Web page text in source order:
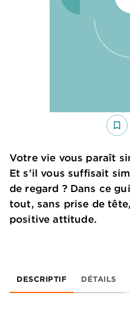
bookmark_border
Votre vie vous paraît
Et s’il vous suffisait
de regard ? Dans ce
tout, sans prise de
positive attitude.
DESCRIPTIF DÉTAILS